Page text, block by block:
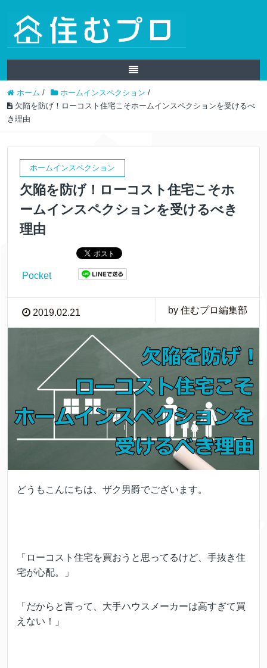
ホーム / ホームインスペクション /
欠陥を防げ！ローコスト住宅こそホームインスペクションを受けるべ
き理由
ホームインスペクション
欠陥を防げ！ローコスト住宅こそホ
ームインスペクションを受けるべき
理由
Pocket
2019.02.21 by 住むプロ編集部
どうもこんにちは、ザク男爵でございます。
「ローコスト住宅を買おうと思ってるけど、手抜き住
宅が心配。」
「だからと言って、大手ハウスメーカーは高すぎて買
えない！」